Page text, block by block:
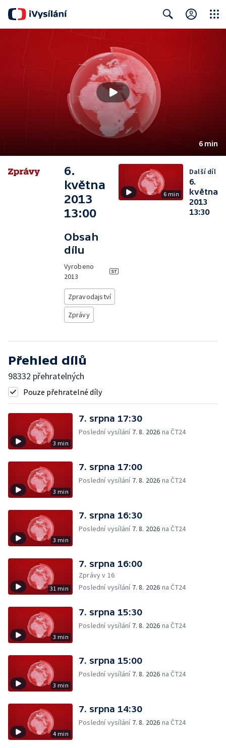
6 min
6.
května
2013
13:00
Obsah
dílu
Vyrobeno
2013
Zpravodajství
Zprávy
6 min
Další díl
6.
května
2013
13:30
Přehled dílů
98332 přehratelných
Pouze přehratelné díly
3 min
7. srpna 17:30
Poslední vysílání 7. 8. 2026 na ČT24
3 min
7. srpna 17:00
Poslední vysílání 7. 8. 2026 na ČT24
3 min
7. srpna 16:30
Poslední vysílání 7. 8. 2026 na ČT24
31 min
7. srpna 16:00
Zprávy v 16
Poslední vysílání 7. 8. 2026 na ČT24
3 min
7. srpna 15:30
Poslední vysílání 7. 8. 2026 na ČT24
3 min
7. srpna 15:00
Poslední vysílání 7. 8. 2026 na ČT24
4 min
7. srpna 14:30
Poslední vysílání 7. 8. 2026 na ČT24